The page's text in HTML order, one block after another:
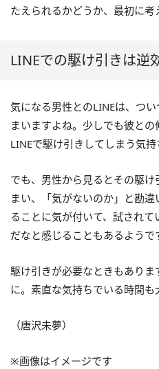
たえられるかどうか、最初に考
LINEでの駆け引きは逆
気になる男性とのLINEは、つ
まいますよね。少しでも彼と
LINEで駆け引きしてしまう気持
でも、男性から見るとその駆
まい、「気がないのか」と勘
ることに気が付いて、試され
だなと感じることもあるようで
駆け引きが必要なときもあり
に。素直な気持ちでいる時間も
（唐沢未夢）
※画像はイメージです